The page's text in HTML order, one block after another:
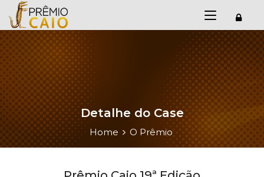
Detalhe do Case
Home O Prêmio